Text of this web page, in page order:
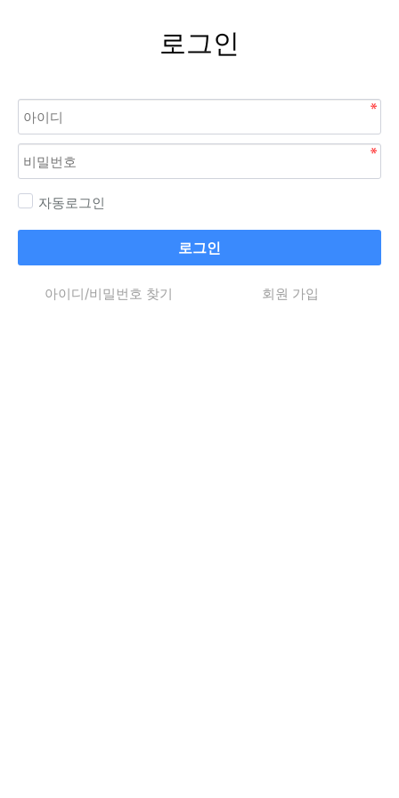
로그인
자동로그인
로그인
아이디/비밀번호 찾기 회원 가입